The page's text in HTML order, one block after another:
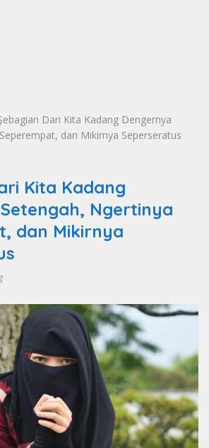
Dari Kita Kadang Dengernya
dan Mikirnya Seperseratus
Kita Kadang
Ngertinya
dan Mikirnya